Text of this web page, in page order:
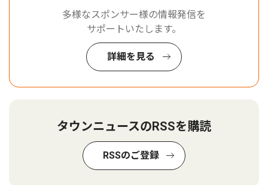
多様なスポンサー様の情報発信を
サポートいたします。
詳細を見る
タウンニュースのRSSを購読
RSSのご登録